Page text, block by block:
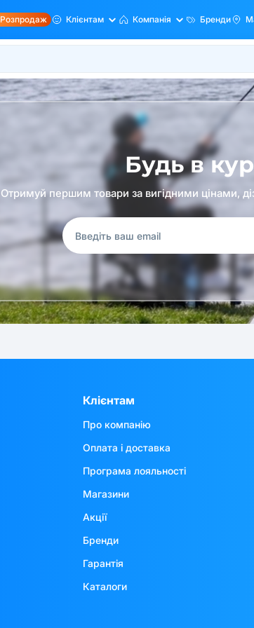
Розпродаж Клієнтам Компанія Бренди
Будь в
Отримуй першим товари за вигідними цінами,
Клієнтам
Про компанію
Оплата і доставка
Програма лояльності
Магазини
Акції
Бренди
Гарантія
Каталоги